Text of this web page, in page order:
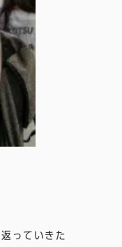
っていきた